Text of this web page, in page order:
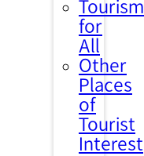
Tourism
for
All
Other
Places
of
Tourist
Interest